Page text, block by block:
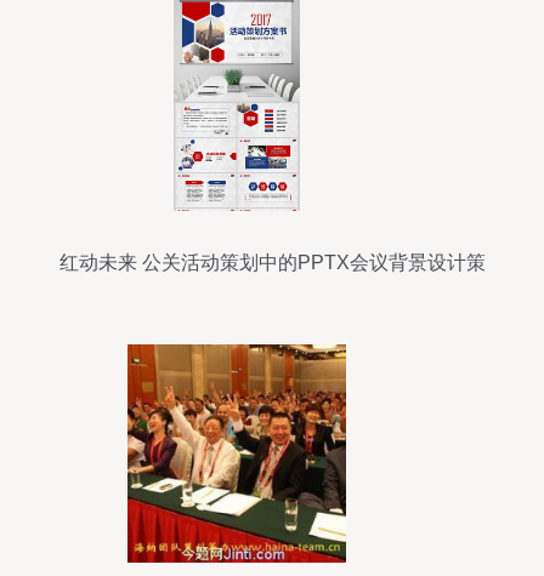
红动未来 公关活动策划中的PPTX会议背景设计策